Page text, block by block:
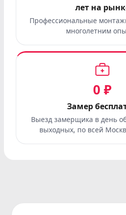
лет на
Профессиональные
многолетним
0 ₽
Замер
Выезд замерщика в день
выходных, по всей